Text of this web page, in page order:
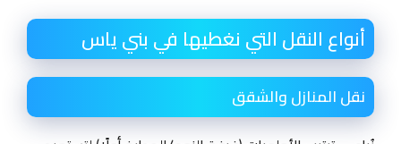
أنواع النقل التي نغطيها في بني ياس
نقل المنازل والشقق